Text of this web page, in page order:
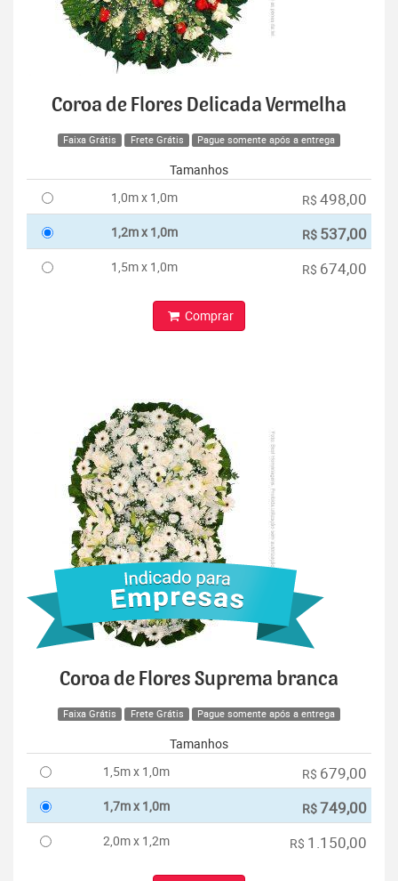
Coroa de Flores Delicada Vermelha
Faixa Grátis Frete Grátis Pague somente após a entrega
Tamanhos
1,0m x 1,0m
R$ 498,00
1,2m x 1,0m R$ 537,00
1,5m x 1,0m R$ 674,00
Comprar
Coroa de Flores Suprema branca
Faixa Grátis Frete Grátis Pague somente após a entrega
Tamanhos
1,5m x 1,0m
R$ 679,00
1,7m x 1,0m R$749,00
2,0m x 1,2m R$ 1.150,00